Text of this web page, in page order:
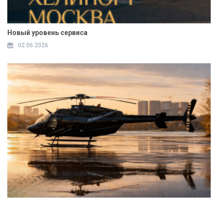
Новый уровень сервиса
02.06.2026